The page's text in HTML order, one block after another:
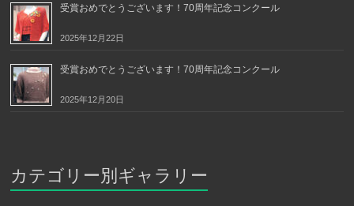
受賞おめでとうございます！70周年記念コンクール
2025年12月22日
受賞おめでとうございます！70周年記念コンクール
2025年12月20日
カテゴリー別ギャラリー